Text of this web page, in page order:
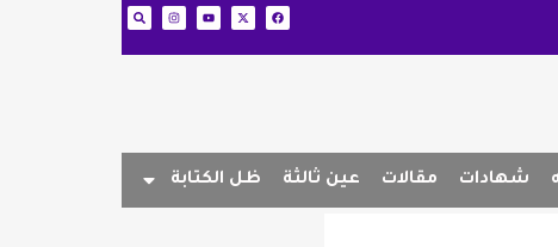
شهادات مقالات عين ثالثة ظل الكتابة